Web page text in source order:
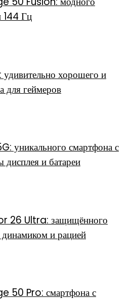
144 Гц
хорошего и
для геймеров
уникального смартфона с
и батареи
26 Ultra: защищённого
и рацией
50 Pro: смартфона с